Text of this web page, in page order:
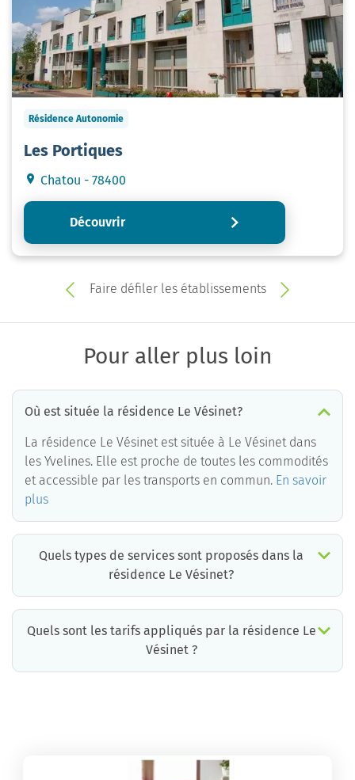
Résidence Autonomie
Les Portiques
Chatou - 78400
Découvrir
Faire défiler les établissements
Pour aller plus loin
Où est située la résidence Le Vésinet?
La résidence Le Vésinet est située à Le Vésinet dans
les Yvelines. Elle est proche de toutes les commodités
et accessible par les transports en commun. En savoir
plus
Quels types de services sont proposés dans la
résidence Le Vésinet?
Quels sont les tarifs appliqués par la résidence Le
Vésinet ?